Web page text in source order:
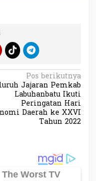
Pos berikutnya
Jajaran Pemkab
Labuhanbatu Ikuti
Peringatan Hari
Daerah ke XXVI
Tahun 2022